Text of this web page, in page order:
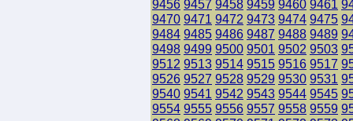
9456 9457 9458 9459 9460 9461
9470 9471 9472 9473 9474 9475
9484 9485 9486 9487 9488 9489
9498 9499 9500 9501 9502 9503
9512 9513 9514 9515 9516 9517
9526 9527 9528 9529 9530 9531
9540 9541 9542 9543 9544 9545
9554 9555 9556 9557 9558 9559